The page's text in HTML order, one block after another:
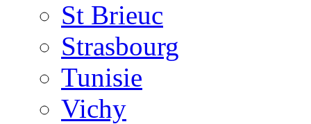
St Brieuc
Strasbourg
Tunisie
Vichy